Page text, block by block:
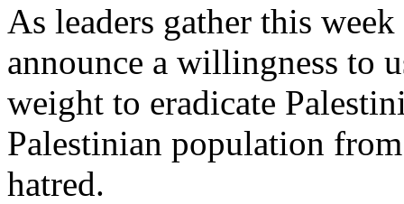
As leaders gather this
announce a willingness to
weight to eradicate
Palestinian population
hatred.